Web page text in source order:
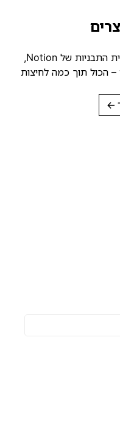
להעלות את התבנית שלכם לגלריית התבניות של Notion,
תוך כמה לחיצות